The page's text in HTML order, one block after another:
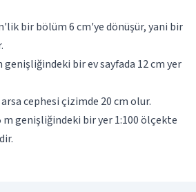
bir bölüm 6 cm'ye dönüşür, yani bir
genişliğindeki bir ev sayfada 12 cm yer
cephesi çizimde 20 cm olur.
m genişliğindeki bir yer 1:100 ölçekte